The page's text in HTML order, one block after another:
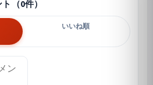
（0件）
いいね順